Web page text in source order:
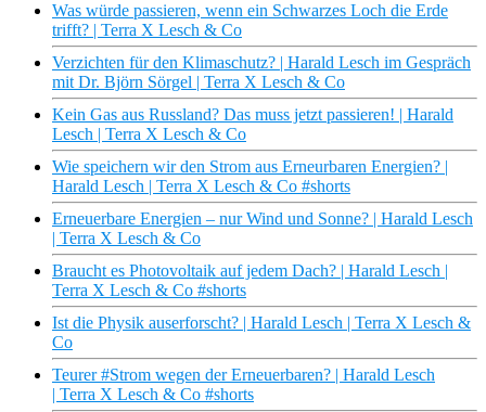
Was würde passieren, wenn ein Schwarzes Loch die Erde
trifft? | Terra X Lesch & Co
Verzichten für den Klimaschutz? | Harald Lesch im Gespräch
mit Dr. Björn Sörgel | Terra X Lesch & Co
Kein Gas aus Russland? Das muss jetzt passieren! | Harald
Lesch | Terra X Lesch & Co
Wie speichern wir den Strom aus Erneurbaren Energien? |
Harald Lesch | Terra X Lesch & Co #shorts
Erneuerbare Energien – nur Wind und Sonne? | Harald Lesch
| Terra X Lesch & Co
Braucht es Photovoltaik auf jedem Dach? | Harald Lesch |
Terra X Lesch & Co #shorts
Ist die Physik auserforscht? | Harald Lesch | Terra X Lesch &
Co
Teurer #Strom wegen der Erneuerbaren? | Harald Lesch
| Terra X Lesch & Co #shorts